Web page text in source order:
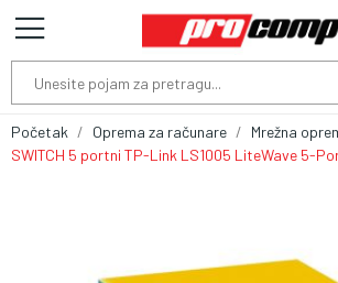
Početak Oprema za računare Mrežna
SWITCH 5 portni TP-Link LS1005 LiteWave 5-